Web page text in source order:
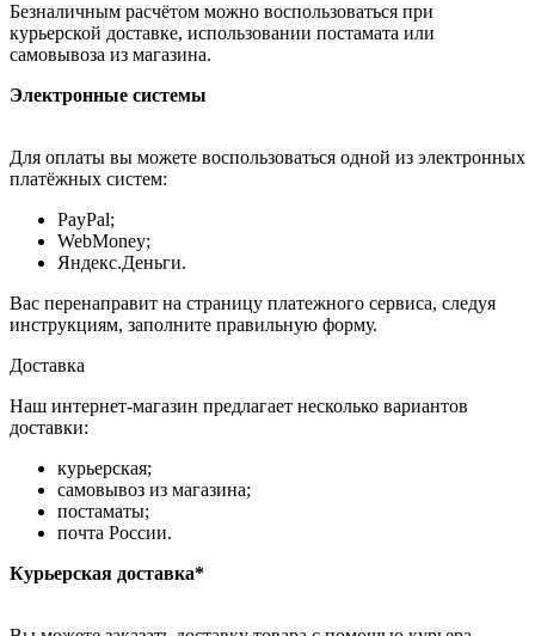
Безналичным расчётом можно воспользоваться при
курьерской доставке, использовании постамата или
самовывоза из магазина.
Электронные системы
Для оплаты вы можете воспользоваться одной из электронных
платёжных систем:
PayPal;
WebMoney;
Яндекс.Деньги.
Вас перенаправит на страницу платежного сервиса, следуя
инструкциям, заполните правильную форму.
Доставка
Наш интернет-магазин предлагает несколько вариантов
доставки:
курьерская;
самовывоз из магазина;
постаматы;
почта России.
Курьерская доставка*